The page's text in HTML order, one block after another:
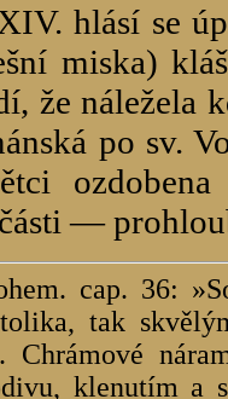
hlásí se
miska)
že náležela
po sv.
—
cap. 36:
tak
Chrámové
klenutím a